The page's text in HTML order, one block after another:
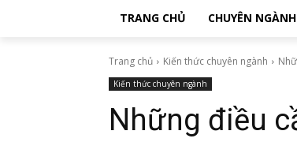
TRANG CHỦ CHUYÊN NGÀNH
Trang chủ Kiến thức chuyên ngành
Kiến thức chuyên ngành
Những điều